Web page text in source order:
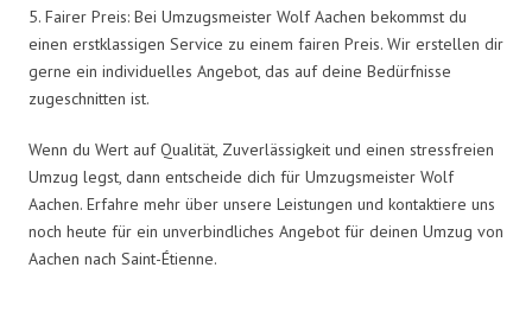
5. Fairer Preis: Bei Umzugsmeister Wolf Aachen bekommst du
einen erstklassigen Service zu einem fairen Preis. Wir erstellen dir
gerne ein individuelles Angebot, das auf deine Bedürfnisse
zugeschnitten ist.
Wenn du Wert auf Qualität, Zuverlässigkeit und einen stressfreien
Umzug legst, dann entscheide dich für Umzugsmeister Wolf
Aachen. Erfahre mehr über unsere Leistungen und kontaktiere uns
noch heute für ein unverbindliches Angebot für deinen Umzug von
Aachen nach Saint-Étienne.